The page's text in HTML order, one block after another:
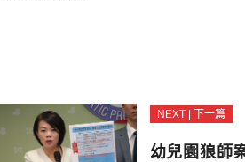
NEXT | 下一篇
幼兒園狼師